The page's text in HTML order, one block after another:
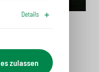
Details
zulassen